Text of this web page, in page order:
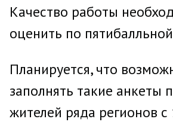
Качество работы
оценить по
Планируется, что
заполнять такие анкеты
жителей ряда регионов с